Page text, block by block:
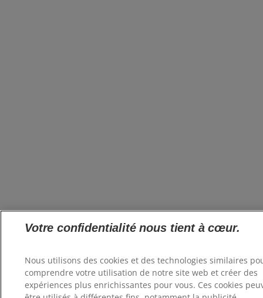
Votre confidentialité nous tient à cœur.
Nous utilisons des cookies et des technologies similaires
comprendre votre utilisation de notre site web et créer des
expériences plus enrichissantes pour vous. Ces cookies